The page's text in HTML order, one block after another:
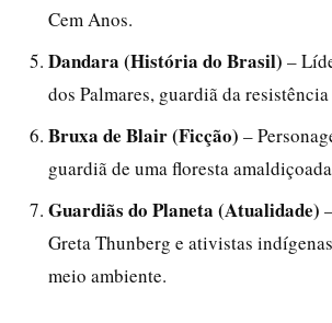
Cem Anos.
Dandara (História do Brasil) –
dos Palmares, guardiã da
Bruxa de Blair (Ficção) –
guardiã de uma floresta
Guardiãs do Planeta (Atualidade)
Greta Thunberg e ativistas
meio ambiente.